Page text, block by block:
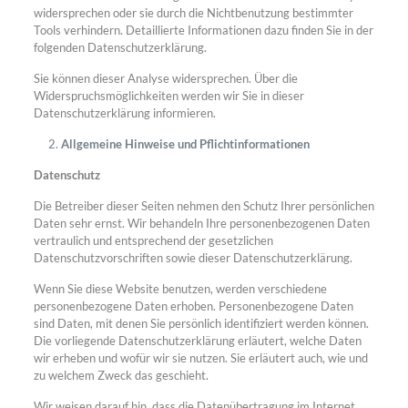
widersprechen oder sie durch die Nichtbenutzung bestimmter
Tools verhindern. Detaillierte Informationen dazu finden Sie in der
folgenden Datenschutzerklärung.
Sie können dieser Analyse widersprechen. Über die
Widerspruchsmöglichkeiten werden wir Sie in dieser
Datenschutzerklärung informieren.
Allgemeine Hinweise und Pflichtinformationen
Datenschutz
Die Betreiber dieser Seiten nehmen den Schutz Ihrer persönlichen
Daten sehr ernst. Wir behandeln Ihre personenbezogenen Daten
vertraulich und entsprechend der gesetzlichen
Datenschutzvorschriften sowie dieser Datenschutzerklärung.
Wenn Sie diese Website benutzen, werden verschiedene
personenbezogene Daten erhoben. Personenbezogene Daten
sind Daten, mit denen Sie persönlich identifiziert werden können.
Die vorliegende Datenschutzerklärung erläutert, welche Daten
wir erheben und wofür wir sie nutzen. Sie erläutert auch, wie und
zu welchem Zweck das geschieht.